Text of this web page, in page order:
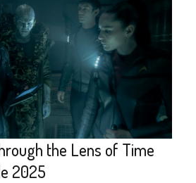
the Lens of Time
2025